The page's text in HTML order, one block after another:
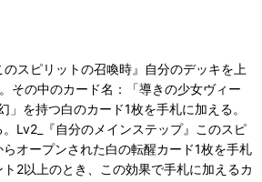
スピリットの召喚時』自分のデッキを上
その中のカード名：「導きの少女ヴィー
」を持つ白のカード1枚を手札に加える。
Lv2_『自分のメインステップ』このスピ
オープンされた白の転醒カード1枚を手札
2以上のとき、この効果で手札に加えるカ